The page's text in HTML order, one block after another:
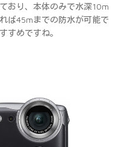
おり、本体のみで水深10m
ば45mまでの防水が可能で
すめですね。